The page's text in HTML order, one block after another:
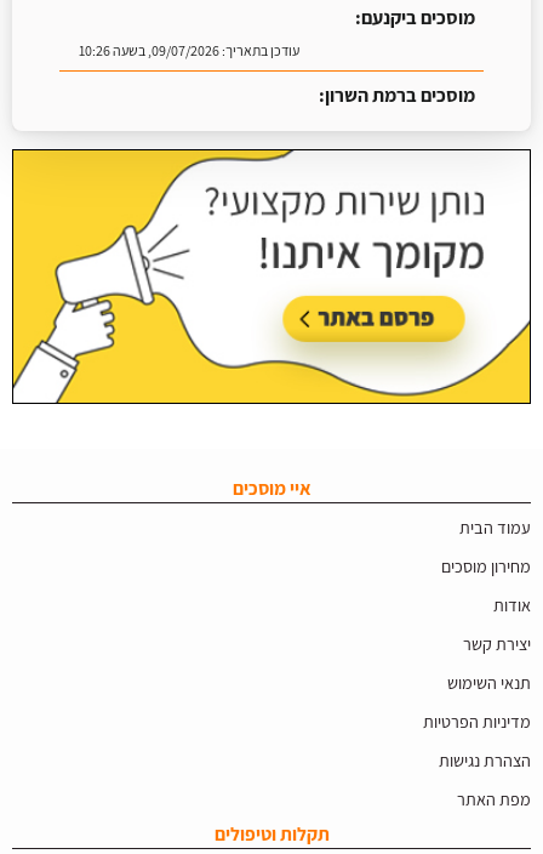
מוסכים ביקנעם:
עודכן בתאריך:09/07/2026, בשעה 10:26
מוסכים ברמת השרון:
עודכן בתאריך:16/07/2026, בשעה 09:07
איי מוסכים
עמוד הבית
מחירון מוסכים
אודות
יצירת קשר
תנאי השימוש
מדיניות הפרטיות
הצהרת נגישות
מפת האתר
תקלות וטיפולים